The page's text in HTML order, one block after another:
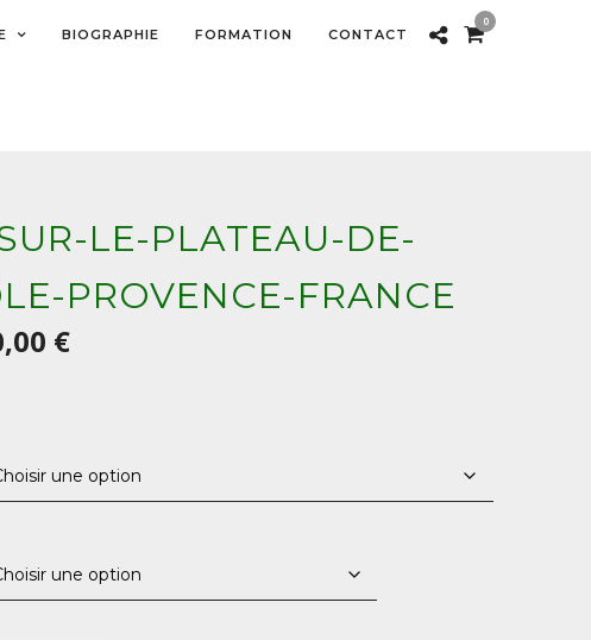
BIOGRAPHIE FORMATION CONTACT
0
LE-PLATEAU-DE-
PROVENCE-FRANCE
€Plage
à